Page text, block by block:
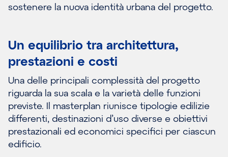
sostenere la nuova identità urbana del progetto.
Un equilibrio tra architettura,
prestazioni e costi
Una delle principali complessità del progetto
riguarda la sua scala e la varietà delle funzioni
previste. Il masterplan riunisce tipologie edilizie
differenti, destinazioni d’uso diverse e obiettivi
prestazionali ed economici specifici per ciascun
edificio.